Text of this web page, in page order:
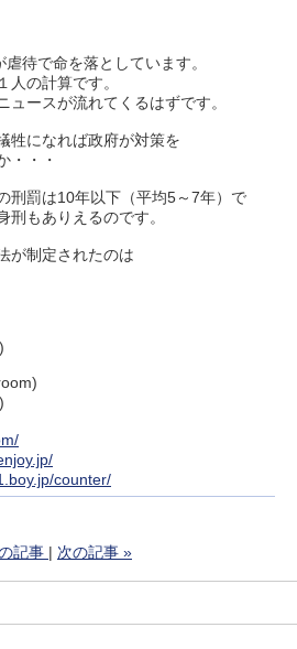
待で命を落としています。
人の計算です。
ュースが流れてくるはずです。
牲になれば政府が対策を
・・・
刑罰は10年以下（平均5～7年）で
刑もありえるのです。
が制定されたのは
counter/
記事 次の記事 »